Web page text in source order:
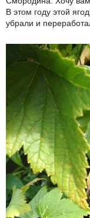
В этом году этой
убрали и